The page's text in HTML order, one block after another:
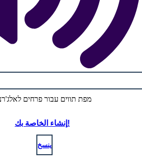
إنشاء الخاصة بك!
ينسخ